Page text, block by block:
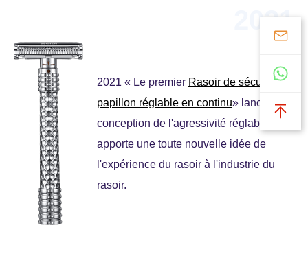
2021
2021 « Le premier Rasoir de sécurité
papillon réglable en continu» lancé ; la
conception de l'agressivité réglable
apporte une toute nouvelle idée de
l'expérience du rasoir à l'industrie du
rasoir.